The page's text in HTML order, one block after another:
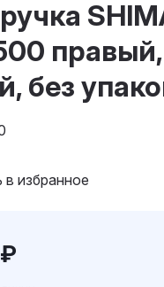
без
избранное
₽